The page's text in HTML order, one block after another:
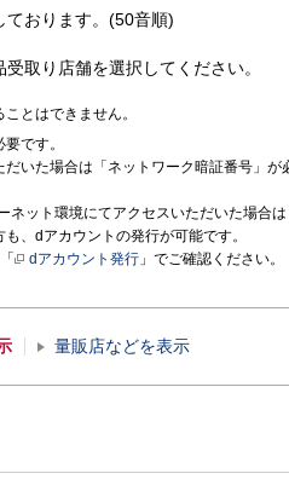
ております。(50音順)
取り店舗を選択してください。
とはできません。
です。
だいた場合は「ネットワーク暗証番号」
ネット環境にてアクセスいただいた場合
、dアカウントの発行が可能です。
dアカウント発行 」でご確認ください。
量販店などを表示